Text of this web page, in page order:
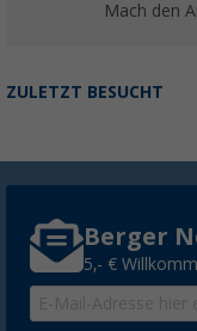
Mach den
ZULETZT BESUCHT
Berger
5,- €